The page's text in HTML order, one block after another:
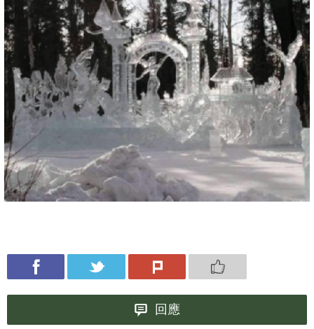
回應